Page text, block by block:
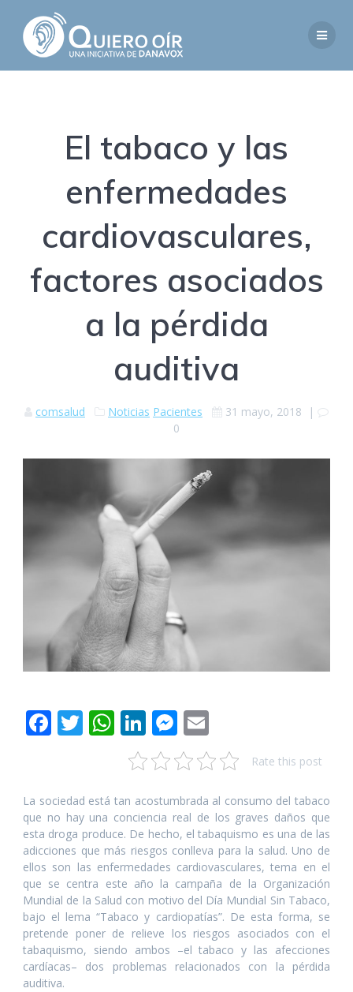
contenido
El tabaco y las
enfermedades
cardiovasculares,
factores asociados
a la pérdida
auditiva
comsalud Noticias Pacientes 31 mayo, 2018 |
0
F
b
o
o
k
T
er
W
at
s
A
p
p
Li
n
k
e
dI
n
M
e
ss
e
n
g
er
m
ai
l
Rate this post
La sociedad está tan acostumbrada al consumo del tabaco
que no hay una conciencia real de los graves daños que
esta droga produce. De hecho, el tabaquismo es una de las
adicciones que más riesgos conlleva para la salud. Uno de
ellos son las enfermedades cardiovasculares, tema en el
que se centra este año la campaña de la Organización
Mundial de la Salud con motivo del Día Mundial Sin Tabaco,
bajo el lema “Tabaco y cardiopatías”. De esta forma, se
pretende poner de relieve los riesgos asociados con el
tabaquismo, siendo ambos –el tabaco y las afecciones
cardíacas– dos problemas relacionados con la pérdida
auditiva.